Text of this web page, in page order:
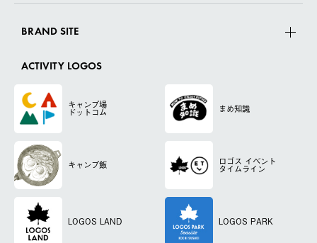
BRAND SITE
ACTIVITY LOGOS
キャンプ場
ドットコム まめ知識
キャンプ飯 ロゴス イベント
タイムライン
LOGOS LAND LOGOS PARK